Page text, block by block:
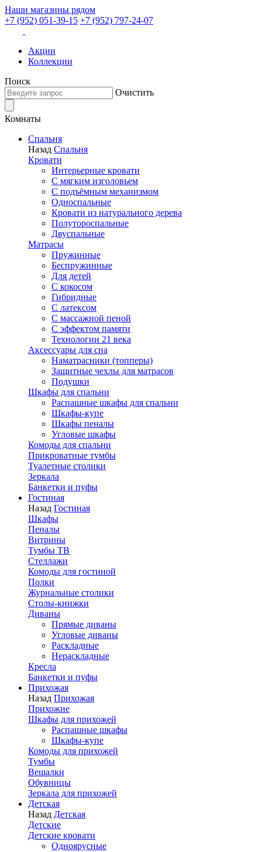
Наши магазины рядом
+7 (952) 051-39-15 +7 (952) 797-24-07
Акции
Коллекции
Поиск
Очистить
Комнаты
Спальня
Назад Спальня
Кровати
Интерьерные кровати
С мягким изголовьем
С подъёмным механизмом
Односпальные
Кровати из натурального дерева
Полутороспальные
Двуспальные
Матрасы
Пружинные
Беспружинные
Для детей
C кокосом
Гибридные
С латексом
С массажной пеной
С эффектом памяти
Технологии 21 века
Аксессуары для сна
Наматрасники (топперы)
Защитные чехлы для матрасов
Подушки
Шкафы для спальни
Распашные шкафы для спальни
Шкафы-купе
Шкафы пеналы
Угловые шкафы
Комоды для спальни
Прикроватные тумбы
Туалетные столики
Зеркала
Банкетки и пуфы
Гостиная
Назад Гостиная
Шкафы
Пеналы
Витрины
Тумбы ТВ
Стеллажи
Комоды для гостиной
Полки
Журнальные столики
Столы-книжки
Диваны
Прямые диваны
Угловые диваны
Раскладные
Нераскладные
Кресла
Банкетки и пуфы
Прихожая
Назад Прихожая
Прихожие
Шкафы для прихожей
Распашные шкафы
Шкафы-купе
Комоды для прихожей
Тумбы
Вешалки
Обувницы
Зеркала для прихожей
Детская
Назад Детская
Детские
Детские кровати
Одноярусные